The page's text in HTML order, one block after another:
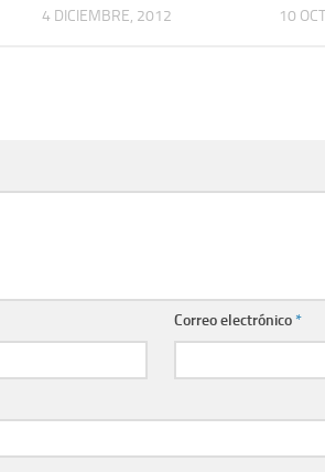
4 DICIEMBRE, 2012 10
Correo electrónico*